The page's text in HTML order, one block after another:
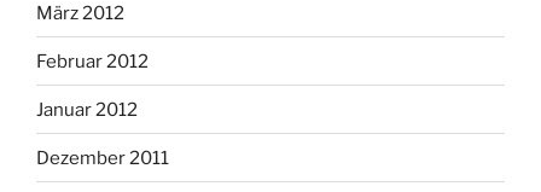
März 2012
Februar 2012
Januar 2012
Dezember 2011